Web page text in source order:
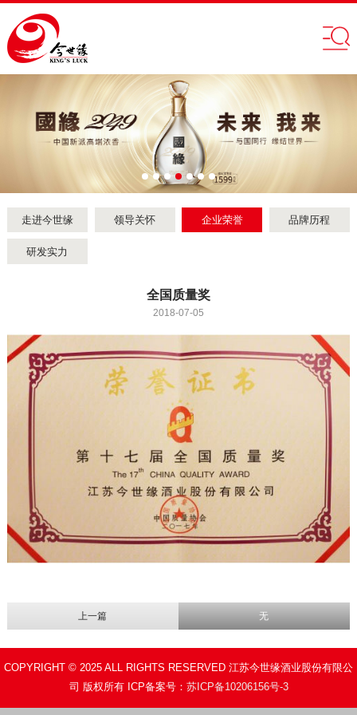
走进今世缘 领导关怀 企业荣誉 品牌历程
研发实力
全国质量奖
2018-07-05
上一篇 无
COPYRIGHT © 2025 ALL RIGHTS RESERVED 江苏今世缘酒业股份有限公
司 版权所有 ICP备案号： 苏ICP备10206156号-3